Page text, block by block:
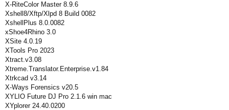
X-RiteColor Master 8.9.6
Xshell8/Xftp/Xlpd 8 Build 0082
XshellPlus 8.0.0082
xShoe4Rhino 3.0
XSite 4.0.19
XTools Pro 2023
Xtract.v3.08
Xtreme.Translator.Enterprise.v1.84
Xtrkcad v3.14
X-Ways Forensics v20.5
XYLIO Future DJ Pro 2.1.6 win mac
XYplorer 24.40.0200